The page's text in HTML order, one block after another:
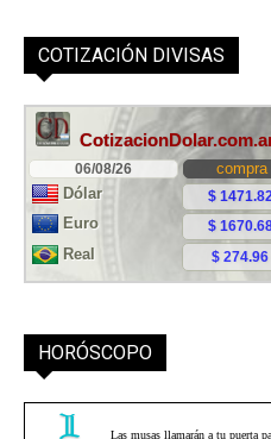
COTIZACIÓN DIVISAS
HORÓSCOPO